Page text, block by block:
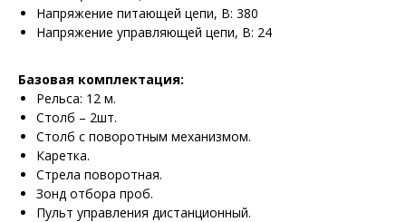
Напряжение питающей цепи, В: 380
Напряжение управляющей цепи, В: 24
Базовая комплектация:
Рельса: 12 м.
Столб – 2шт.
Столб с поворотным механизмом.
Каретка.
Стрела поворотная.
Зонд отбора проб.
Пульт управления дистанционный.